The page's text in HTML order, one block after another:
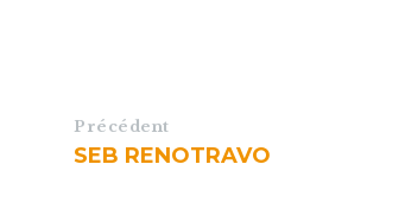
Précédent
SEB RENOTRAVO